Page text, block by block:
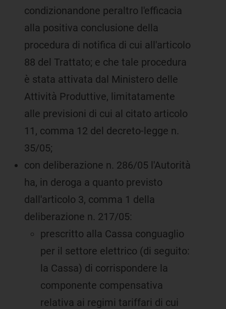
condizionandone peraltro l'efficacia
alla positiva conclusione della
procedura di notifica di cui all'articolo
88 del Trattato; e che tale procedura
è stata attivata dal Ministero delle
Attività Produttive, limitatamente
alle previsioni di cui al citato articolo
11, comma 12 del decreto-legge n.
35/05;
con deliberazione n. 286/05 l'Autorità
ha, in deroga a quanto previsto
dall'articolo 3, comma 1 della
deliberazione n. 217/05:
prescritto alla Cassa conguaglio
per il settore elettrico (di seguito:
la Cassa) di corrispondere la
componente compensativa
relativa ai regimi tariffari di cui